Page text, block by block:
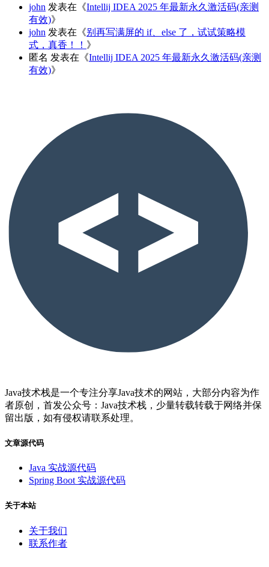
john 发表在《Intellij IDEA 2025 年最新永久激活码(亲测
有效)》
john 发表在《别再写满屏的 if、else 了，试试策略模
式，真香！！ 》
匿名 发表在《Intellij IDEA 2025 年最新永久激活码(亲测
有效)》
Java技术栈是一个专注分享Java技术的网站，大部分内容为作
者原创，首发公众号：Java技术栈，少量转载转载于网络并保
留出版，如有侵权请联系处理。
文章源代码
Java 实战源代码
Spring Boot 实战源代码
关于本站
关于我们
联系作者